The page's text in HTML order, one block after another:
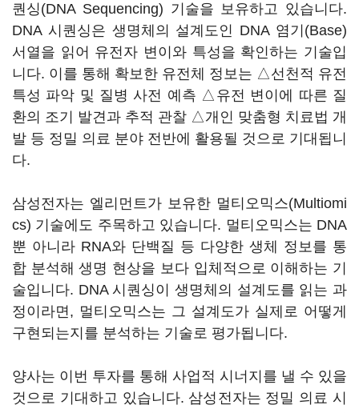
퀀싱(DNA Sequencing) 기술을 보유하고 있습니다.
DNA 시퀀싱은 생명체의 설계도인 DNA 염기(Base)
서열을 읽어 유전자 변이와 특성을 확인하는 기술입
니다. 이를 통해 확보한 유전체 정보는 △선천적 유전
특성 파악 및 질병 사전 예측 △유전 변이에 따른 질
환의 조기 발견과 추적 관찰 △개인 맞춤형 치료법 개
발 등 정밀 의료 분야 전반에 활용될 것으로 기대됩니
다.
삼성전자는 엘리먼트가 보유한 멀티오믹스(Multiomi
cs) 기술에도 주목하고 있습니다. 멀티오믹스는 DNA
뿐 아니라 RNA와 단백질 등 다양한 생체 정보를 통
합 분석해 생명 현상을 보다 입체적으로 이해하는 기
술입니다. DNA 시퀀싱이 생명체의 설계도를 읽는 과
정이라면, 멀티오믹스는 그 설계도가 실제로 어떻게
구현되는지를 분석하는 기술로 평가됩니다.
양사는 이번 투자를 통해 사업적 시너지를 낼 수 있을
것으로 기대하고 있습니다. 삼성전자는 정밀 의료 시